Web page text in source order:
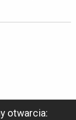
otwarcia: